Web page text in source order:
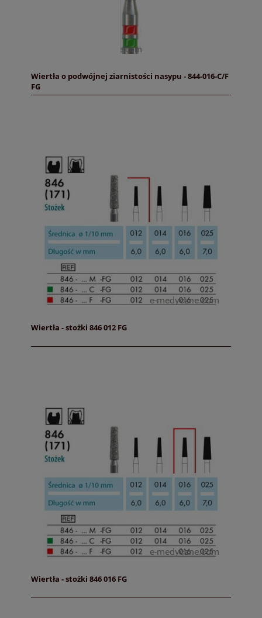
Wiertła o podwójnej ziarnistości nasypu - 844-016-C/F
FG
Wiertła - stożki 846 012 FG
Wiertła - stożki 846 016 FG